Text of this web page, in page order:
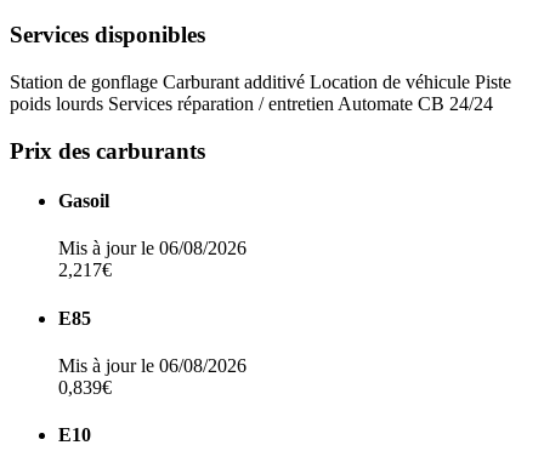
Services disponibles
Station de gonflage Carburant additivé Location de véhicule Piste
poids lourds Services réparation / entretien Automate CB 24/24
Prix des carburants
Gasoil
Mis à jour le 06/08/2026
2,217€
E85
Mis à jour le 06/08/2026
0,839€
E10